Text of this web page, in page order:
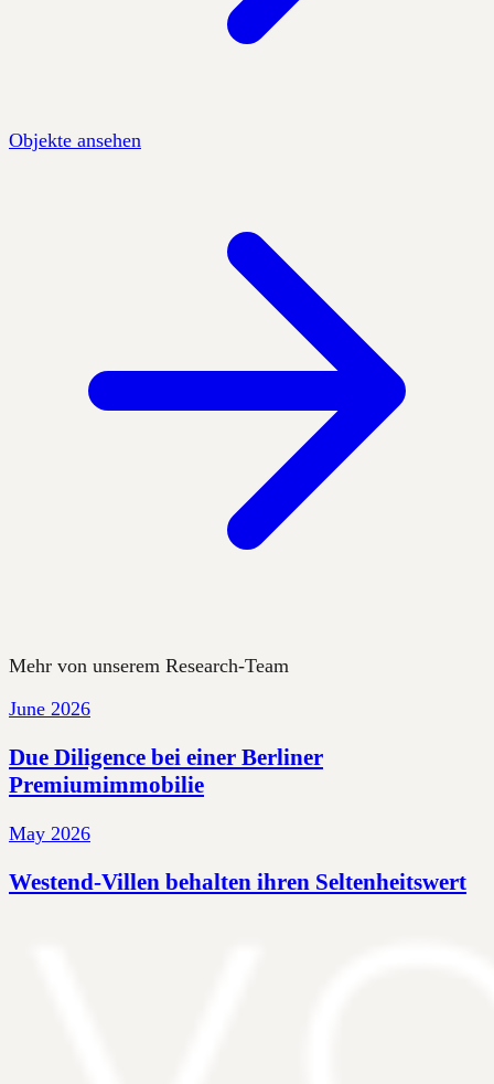
Objekte ansehen
Mehr von unserem Research-Team
June 2026
Due Diligence bei einer Berliner
Premiumimmobilie
May 2026
Westend-Villen behalten ihren Seltenheitswert